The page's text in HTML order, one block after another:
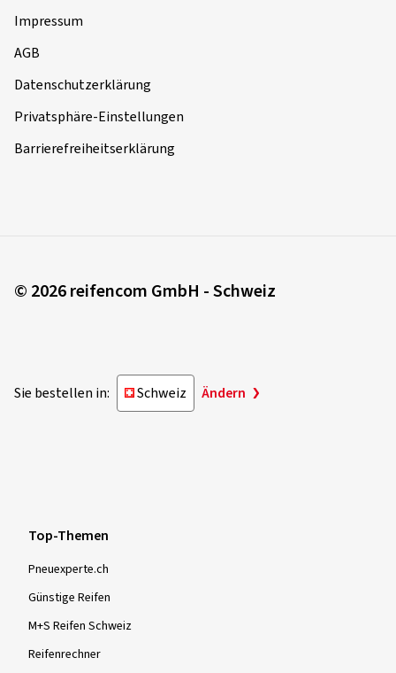
Impressum
AGB
Datenschutzerklärung
Privatsphäre-Einstellungen
Barrierefreiheitserklärung
© 2026 reifencom GmbH - Schweiz
Sie bestellen in: Schweiz Ändern
Top-Themen
Pneuexperte.ch
Günstige Reifen
M+S Reifen Schweiz
Reifenrechner